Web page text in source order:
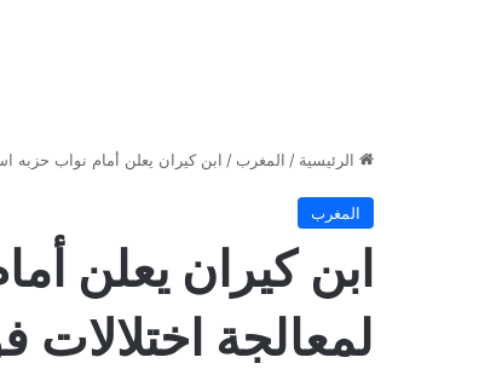
الرئيسية / المغرب / ابن كيران يعلن أمام نواب حزبه
المغرب
ابن كيران يعلن
لمعالجة اختلالات